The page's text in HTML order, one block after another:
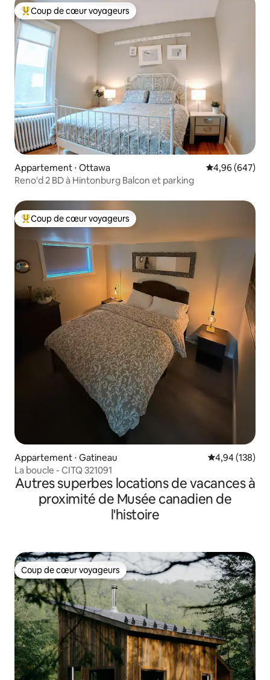
Coups de cœur voyageurs les plus appréciés
Coup de cœur voyageurs
Appartement ⋅ Ottawa Évaluation
4,96 (647)
Reno'd 2 BD à Hintonburg Balcon et parking
Coups de cœur voyageurs les plus appréciés
Coup de cœur voyageurs
Appartement ⋅ Gatineau Évaluation
4,94 (138)
La boucle - CITQ 321091
Autres superbes locations de vacances à
proximité de Musée canadien de
l'histoire
Coup de cœur voyageurs
Coup de cœur voyageurs